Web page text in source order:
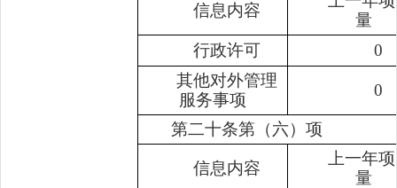
信息内容
量
行政许可
0
其他对外管理
服务事项
0
第二十条第（六）项
信息内容
上一年
量